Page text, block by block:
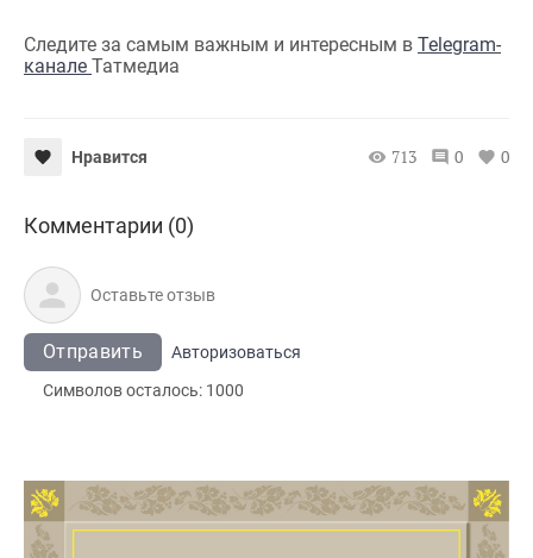
Следите за самым важным и интересным в Telegram-
канале Татмедиа
Нравится 713 0 0
Комментарии (0)
Отправить
Авторизоваться
Символов осталось: 1000